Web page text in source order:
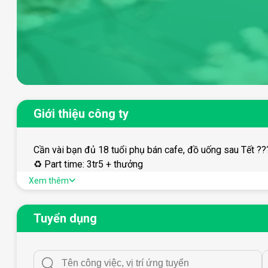
Giới thiệu công ty
Cần vài bạn đủ 18 tuổi phụ bán cafe, đồ uống sau Tết
♻️ Part time: 3tr5 + thưởng
♻️ Full time: 7tr2 + thưởng
????Có hỗ trợ xoay ca cho sinh viên
???? Nam, nữ, LGBT ???? đều được, vui tính, nhiệt tình,
☎️ Nghiêm túc ib trực tiếp hoặc liên hệ zalo
Xem thêm
Tuyển dụng